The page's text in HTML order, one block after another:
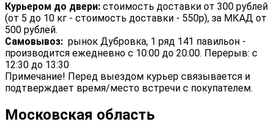
Курьером до двери: стоимость доставки от 300 рублей
(от 5 до 10 кг - стоимость доставки - 550р), за МКАД от
500 рублей.
Самовывоз: рынок Дубровка, 1 ряд 141 павильон -
производится ежедневно с 10:00 до 20:00. Перерыв: с
12:30 до 13:30
Примечание! Перед выездом курьер связывается и
подтверждает время/место встречи с покупателем.
Московская область